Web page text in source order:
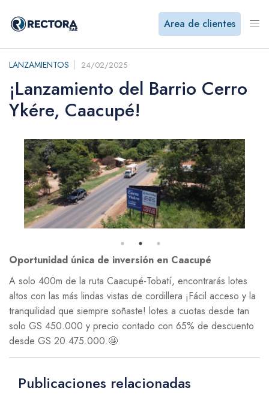
Area de clientes
LANZAMIENTOS 24/02/2025
¡Lanzamiento del Barrio Cerro
Ykére, Caacupé!
Oportunidad única de inversión en Caacupé
A solo 400m de la ruta Caacupé-Tobatí, encontrarás lotes
altos con las más lindas vistas de cordillera ¡Fácil acceso y la
tranquilidad que siempre soñaste! lotes a cuotas desde tan
solo GS 450.000 y precio contado con 65% de descuento
desde GS 20.475.000.🤩
Publicaciones relacionadas